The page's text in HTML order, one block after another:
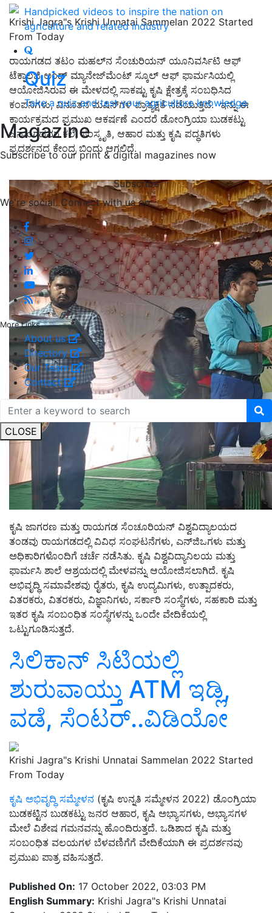
Handpicked videos to inspire the nation on
agriculture and related industry
Quiz
Take a quiz and test your agriculture knowledge
Magazine
Subscribe to our print & digital magazines now
Subscribe
We're social. Connect with us on:
More Links
About us
Directory
Our Team
Contact
CLOSE
Krishi Jagra"s Krishi Unnatai Sammelan 2022 Started
From Today
ರಾಯಗಡದ ತಟಂ ಮಹಲ್‌ನ ಸೆಂಚುರಿಯನ್ ಯೂನಿವರ್ಸಿಟಿ ಆಫ್
ಟೆಕ್ನಾಲಜಿ ಅಂಡ್ ಮ್ಯಾನೇಜ್‌ಮೆಂಟ್ ಸ್ಕೂಲ್ ಆಫ್ ಫಾರ್ಮಸಿಯಲ್ಲಿ
ಆಯೋಜಿಸಿರುವ ಈ ಮೇಳದಲ್ಲಿ ಸಾಕಷ್ಟು ಕೃಷಿ ಕ್ಷೇತ್ರಕ್ಕೆ ಸಂಬಧಿಸಿದ
ಕಂಪನಿಗಳು, ವಿನೂತನ ಮಷಿನ್‌ಗಳ ಪ್ರಾತ್ಯಕ್ಷಿತೆ ನಡೆಯುತ್ತಿದೆ. ಇನ್ನು ಈ
ಕಾರ್ಯಕ್ರಮದ ಪ್ರಮುಖ ಆಕರ್ಷಣೆ ಎಂದರೆ ಡೋಂಗ್ರಿಯಾ ಬುಡಕಟ್ಟು
ಜನಾಂಗದವರ ಕಲೆ, ಸಂಸ್ಕೃತಿ, ಆಹಾರ ಮತ್ತು ಕೃಷಿ ಪದ್ಧತಿಗಳು
ಪ್ರದರ್ಶನದ ಕೇಂದ್ರ ಬಿಂದು ಆಗಲಿದೆ.
ಕೃಷಿ ಜಾಗರಣ ಮತ್ತು ರಾಯಗಡ ಸೆಂಚೂರಿಯನ್ ವಿಶ್ವವಿದ್ಯಾಲಯದ
ತಂಡವು ರಾಯಗಡದಲ್ಲಿ ವಿವಿಧ ಸಂಘಟನೆಗಳು, ಎನ್‌ಜಿಒಗಳು ಮತ್ತು
ಅಧಿಕಾರಿಗಳೊಂದಿಗೆ ಚರ್ಚೆ ನಡೆಸಿತು. ಕೃಷಿ ವಿಶ್ವವಿದ್ಯಾನಿಲಯ ಮತ್ತು
ಫಾರ್ಮಸಿ ಶಾಲೆ ಆಶ್ರಯದಲ್ಲಿ ಮೇಳವನ್ನು ಆಯೋಜಿಸಲಾಗಿದೆ. ಕೃಷಿ
ಅಭಿವೃದ್ಧಿ ಸಮಾವೇಶವು ರೈತರು, ಕೃಷಿ ಉದ್ಯಮಿಗಳು, ಉತ್ಪಾದಕರು,
ವಿತರಕರು, ವಿತರಕರು, ವಿಜ್ಞಾನಿಗಳು, ಸರ್ಕಾರಿ ಸಂಸ್ಥೆಗಳು, ಸಹಕಾರಿ ಮತ್ತು
ಇತರ ಕೃಷಿ ಸಂಬಂಧಿತ ಸಂಸ್ಥೆಗಳನ್ನು ಒಂದೇ ವೇದಿಕೆಯಲ್ಲಿ
ಒಟ್ಟುಗೂಡಿಸುತ್ತದೆ.
ಸಿಲಿಕಾನ್‌ ಸಿಟಿಯಲ್ಲಿ
ಶುರುವಾಯ್ತು ATM ಇಡ್ಲಿ,
ವಡೆ, ಸೆಂಟರ್‌..ವಿಡಿಯೋ
Krishi Jagra"s Krishi Unnatai Sammelan 2022 Started
From Today
ಕೃಷಿ ಅಭಿವೃದ್ಧಿ ಸಮ್ಮೇಳನ (ಕೃಷಿ ಉನ್ನತಿ ಸಮ್ಮೇಳನ 2022) ಡೊಂಗ್ರಿಯಾ
ಬುಡಕಟ್ಟಿನ ಬುಡಕಟ್ಟು ಜನರ ಆಹಾರ, ಕೃಷಿ ಅಭ್ಯಾಸಗಳು, ಅಭ್ಯಾಸಗಳ
ಮೇಲೆ ವಿಶೇಷ ಗಮನವನ್ನು ಹೊಂದಿರುತ್ತದೆ. ಒಡಿಶಾದ ಕೃಷಿ ಮತ್ತು
ಸಂಬಂಧಿತ ವಲಯಗಳ ಬೆಳವಣಿಗೆಗೆ ವೇದಿಕೆಯಾಗಿ ಈ ಪ್ರದರ್ಶನವು
ಪ್ರಮುಖ ಪಾತ್ರ ವಹಿಸುತ್ತದೆ.
Published On: 17 October 2022, 03:03 PM
English Summary: Krishi Jagra"s Krishi Unnatai